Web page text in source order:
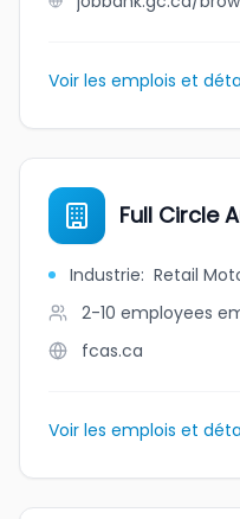
Voir les emplois et
Full Circle
Industrie: Retail
2-10 employees
fcas.ca
Voir les emplois et